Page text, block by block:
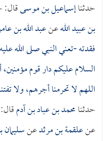
حدثناإسماعيل بن موسىقال:
بن عبيد اللهعنعبد الله بن
فقدته -تعني النبي صلى الله
السلام عليكم دار قوم
اللهم لا تحرمنا أجرهم، ولا
حدثنامحمد بن عباد بن آدم
عنعلقمة بن مرثدعنسليمان